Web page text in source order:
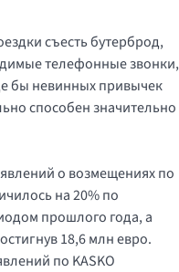
съесть бутерброд,
телефонные звонки,
бы невинных привычек
способен значительно
о возмещениях по
на 20% по
прошлого года, а
18,6 млн евро.
по KASKO